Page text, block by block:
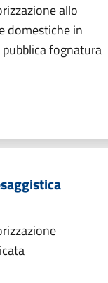
allo
domestiche in
fognatura